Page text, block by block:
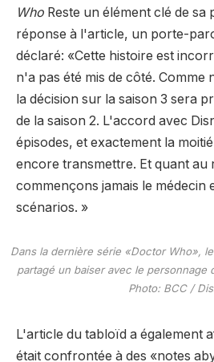
Who Reste un élément clé de
réponse à l'article, un porte-
déclaré: «Cette histoire est
n'a pas été mis de côté. Comme
la décision sur la saison 3 sera
de la saison 2. L'accord avec
épisodes, et exactement la
encore transmettre. Et quant au
commençons jamais le médecin
scénarios. »
Dans la dernière série «Doctor Who»,
partagé un baiser avec le personnage
Photo: BCC /
L'article du tabloïd a également
était confrontée à des «notes